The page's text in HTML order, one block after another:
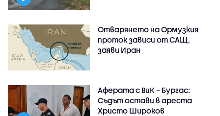
Отварянето на Ормузкия
проток зависи от САЩ,
заяви Иран
Аферата с ВиК – Бургас:
Съдът остави в ареста
Христо Широков